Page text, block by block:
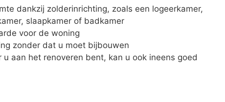
dankzij zolderinrichting, zoals een logeerkamer,
slaapkamer of badkamer
voor de woning
zonder dat u moet bijbouwen
u aan het renoveren bent, kan u ook ineens goed